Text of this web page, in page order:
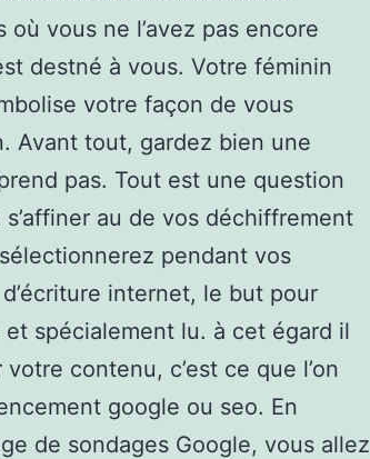
où vous ne l’avez pas encore
destné à vous. Votre féminin
votre façon de vous
Avant tout, gardez bien une
pas. Tout est une question
au de vos déchiffrement
pendant vos
internet, le but pour
spécialement lu. à cet égard il
contenu, c’est ce que l’on
google ou seo. En
de sondages Google, vous allez